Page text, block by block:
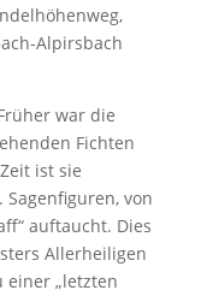
Alpirsbach
war die
Fichten
ist sie
von
auftaucht. Dies
Allerheiligen
einer „letzten